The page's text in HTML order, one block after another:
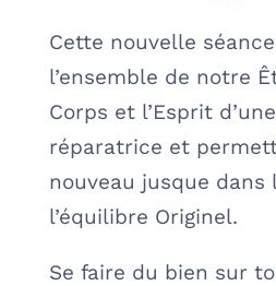
Cette nouvelle
l’ensemble de notre
Corps et l’Esprit
réparatrice et
nouveau jusque dans
l’équilibre Originel.
Se faire du bien sur